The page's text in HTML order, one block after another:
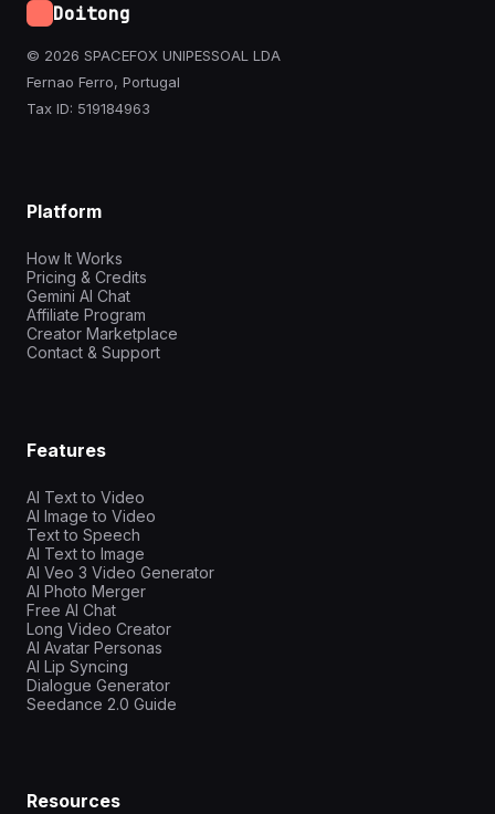
Doitong
© 2026 SPACEFOX UNIPESSOAL LDA
Fernao Ferro, Portugal
Tax ID: 519184963
Platform
How It Works
Pricing & Credits
Gemini AI Chat
Affiliate Program
Creator Marketplace
Contact & Support
Features
AI Text to Video
AI Image to Video
Text to Speech
AI Text to Image
AI Veo 3 Video Generator
AI Photo Merger
Free AI Chat
Long Video Creator
AI Avatar Personas
AI Lip Syncing
Dialogue Generator
Seedance 2.0 Guide
Resources